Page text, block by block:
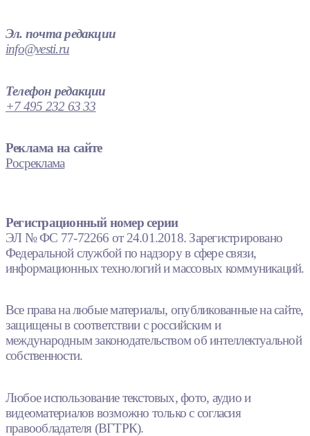
Эл. почта редакции
info@vesti.ru
Телефон редакции
+7 495 232 63 33
Реклама на сайте
Росреклама
Регистрационный номер серии
ЭЛ № ФС 77-72266 от 24.01.2018. Зарегистрировано
Федеральной службой по надзору в сфере связи,
информационных технологий и массовых коммуникаций.
Все права на любые материалы, опубликованные на сайте,
защищены в соответствии с российским и
международным законодательством об интеллектуальной
собственности.
Любое использование текстовых, фото, аудио и
видеоматериалов возможно только с согласия
правообладателя (ВГТРК).